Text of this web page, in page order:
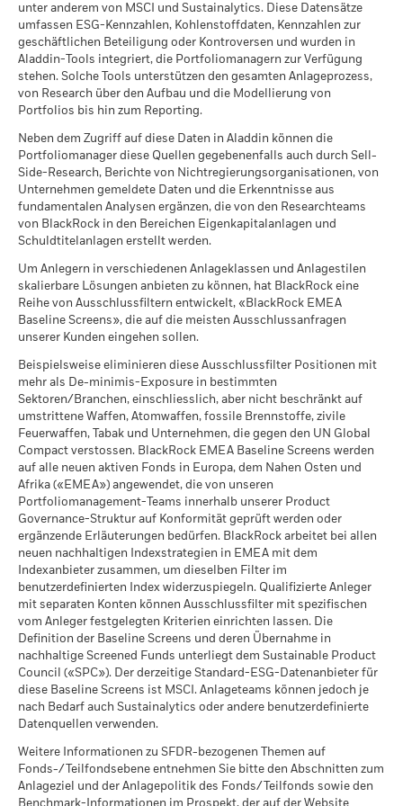
Values
Gesamtrendite (%) Vergleichsindex (%)
2021 2022 2023
0
End of interactive chart.
2021 2022
Gesamtrendite
(%) USD
Vergleichsindex
Bei der Berechnung wurden die laufenden Kosten
abgezogen. Aus der Berechnung ausgenommen sind
Ausgabeauf- und Rücknahmeabschläge.
Die aufgeführten Zahlen beziehen sich auf die
Wertentwicklung in der Vergangenheit.Die Wertentwicklung
in der Vergangenheit ist kein verlässlicher Indikator für die
künftige Wertentwicklung. Die Märkte könnten sich in der
Zukunft vollkommen anders entwickeln. Dies kann Ihnen
helfen zu beurteilen, wie der Fonds in der Vergangenheit
verwaltet wurde.
Die Wertentwicklung wird auf der Grundlage eines
Nettoinventarwerts (NIW) mit reinvestiertem Bruttoertrag
angezeigt, sofern vorhanden. Aufgrund von
geringer ausfallen, falls Sie in einer anderen Währung als
derjenigen investieren, in der die Wertentwicklung in der
Vergangenheit berechnet wurde.
ISIN IE000HWGVU96
Mindestsumme bei
Erstanlage
USD 500’000.00
Gewinnverwendung ausschüttend
Morningstar-Kategorie
Global Corporate Bond - USD
Hedged
Transaktionshäufigkeit
von Terminpreisen
SEDOL
AMERICAN EXPRESS COMPANY 4.804
10/24/2036
0.05
META PLATFORMS INC 4.875 11/15/2035
META PLATFORMS INC 4.2 11/15/2030
Positionen unterliegen Änderungen.
die von den Fonds erworben werden) und/oder der Nutzung
bestimmter Finanzinstrumente sein, darunter Derivate, die
eingesetzt werden können, um Marktpositionen einzugehen
oder zu verringern und/oder das Risikomanagement zu
erweitern oder zu verringern. Allokationen unterliegen
Änderungen.
Class Flexible Acc H EUR 9.54
1 bis 10 von 18
ungewiss und lässt sich nicht mit Bestimmtheit vorhersagen.
Die dargestellten optimistischen, mittleren und
pessimistischen Szenarien, die Referenzindizes/Stellvertreter
verwenden können, veranschaulichen die schlechteste, die
durchschnittliche und die beste Wertentwicklung des
Produkts in den letzten zehn Jahren.
Empfohlene Haltedauer : 3 Jahren
Beispiel für eine Anlage USD 10’000
Per
Szenarien
Mindest. Es gibt keine garantierte Mindestrendite.
Stress
Was Sie nach Abzug der Kosten erhalten
Jährliche Durchschnittsrendite
Ungünstig
Jährliche Durchschnittsrendite
Mittler
Was Sie nach Abzug der Kosten erhalten
Jährliche Durchschnittsrendite
Günstig
Was Sie nach Abzug der Kosten erhalten
Jährliche Durchschnittsrendite
Das Stressszenario zeigt, was Sie im Fall extremer
Marktbedingungen zurückerhalten könnten.
BlackRock Fixed Income Dublin Funds Plc -
Prospectus (English)
BlackRock Fixed Income Dublin Funds Plc -
Prospectus (English - Switzerland)
BlackRock Fixed Income Dublin Funds Plc -
Prospectus (German - Switzerland)
Sustainability related disclosure - H-CIF-AGG
(en)
See all documents
unter anderem von MSCI und Sustainalytics. Diese Datensätze
umfassen ESG-Kennzahlen, Kohlenstoffdaten, Kennzahlen zur
geschäftlichen Beteiligung oder Kontroversen und wurden in
Aladdin-Tools integriert, die Portfoliomanagern zur Verfügung
stehen. Solche Tools unterstützen den gesamten Anlageprozess,
von Research über den Aufbau und die Modellierung von
Portfolios bis hin zum Reporting.
Neben dem Zugriff auf diese Daten in Aladdin können die
Portfoliomanager diese Quellen gegebenenfalls auch durch Sell-
Side-Research, Berichte von Nichtregierungsorganisationen, von
Unternehmen gemeldete Daten und die Erkenntnisse aus
fundamentalen Analysen ergänzen, die von den Researchteams
von BlackRock in den Bereichen Eigenkapitalanlagen und
Schuldtitelanlagen erstellt werden.
Um Anlegern in verschiedenen Anlageklassen und Anlagestilen
skalierbare Lösungen anbieten zu können, hat BlackRock eine
Reihe von Ausschlussfiltern entwickelt, «BlackRock EMEA
Baseline Screens», die auf die meisten Ausschlussanfragen
unserer Kunden eingehen sollen.
Beispielsweise eliminieren diese Ausschlussfilter Positionen mit
mehr als De-minimis-Exposure in bestimmten
Sektoren/Branchen, einschliesslich, aber nicht beschränkt auf
umstrittene Waffen, Atomwaffen, fossile Brennstoffe, zivile
Feuerwaffen, Tabak und Unternehmen, die gegen den UN Global
Compact verstossen. BlackRock EMEA Baseline Screens werden
auf alle neuen aktiven Fonds in Europa, dem Nahen Osten und
Afrika («EMEA») angewendet, die von unseren
Portfoliomanagement-Teams innerhalb unserer Product
Governance-Struktur auf Konformität geprüft werden oder
ergänzende Erläuterungen bedürfen. BlackRock arbeitet bei allen
neuen nachhaltigen Indexstrategien in EMEA mit dem
Indexanbieter zusammen, um dieselben Filter im
benutzerdefinierten Index widerzuspiegeln. Qualifizierte Anleger
mit separaten Konten können Ausschlussfilter mit spezifischen
vom Anleger festgelegten Kriterien einrichten lassen. Die
Definition der Baseline Screens und deren Übernahme in
nachhaltige Screened Funds unterliegt dem Sustainable Product
Council («SPC»). Der derzeitige Standard-ESG-Datenanbieter für
diese Baseline Screens ist MSCI. Anlageteams können jedoch je
nach Bedarf auch Sustainalytics oder andere benutzerdefinierte
Datenquellen verwenden.
Weitere Informationen zu SFDR-bezogenen Themen auf
Fonds-/Teilfondsebene entnehmen Sie bitte den Abschnitten zum
Anlageziel und der Anlagepolitik des Fonds/Teilfonds sowie den